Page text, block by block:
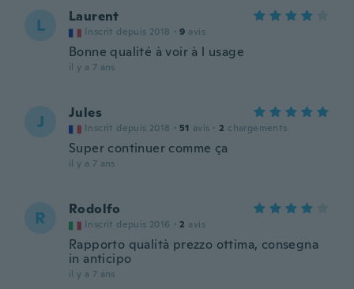
L Laurent
Inscrit depuis 2018 · 9 avis
Bonne qualité à voir à l usage
il y a 7 ans
J Jules
Inscrit depuis 2018 · 51 avis · 2 chargements
Super continuer comme ça
il y a 7 ans
R Rodolfo
Inscrit depuis 2016 · 2 avis
Rapporto qualità prezzo ottima, consegna
in anticipo
il y a 7 ans